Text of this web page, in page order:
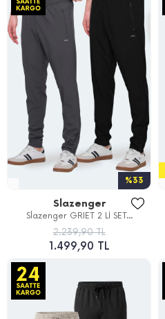
%33
Slazenger
Slazenger GRIET 2 Lİ SET...
2.239,90 TL
1.499,90 TL